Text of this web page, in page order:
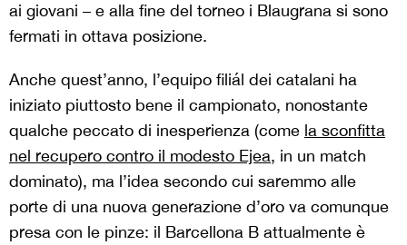
ai giovani – e alla fine del torneo i Blaugrana si sono
fermati in ottava posizione.
Anche quest’anno, l’equipo filiál dei catalani ha
iniziato piuttosto bene il campionato, nonostante
qualche peccato di inesperienza (come la sconfitta
nel recupero contro il modesto Ejea, in un match
dominato), ma l’idea secondo cui saremmo alle
porte di una nuova generazione d’oro va comunque
presa con le pinze: il Barcellona B attualmente è